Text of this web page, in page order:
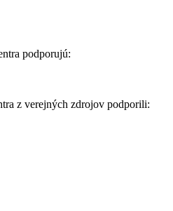
podporujú:
z verejných zdrojov podporili: